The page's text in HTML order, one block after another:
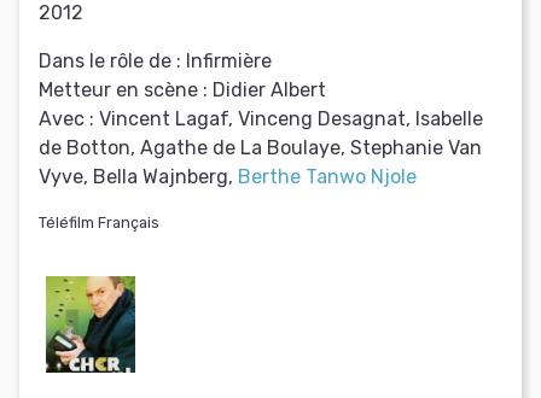
2012
Dans le rôle de : Infirmière
Metteur en scène : Didier Albert
Avec : Vincent Lagaf, Vinceng Desagnat, Isabelle
de Botton, Agathe de La Boulaye, Stephanie Van
Vyve, Bella Wajnberg, Berthe Tanwo Njole
Téléfilm Français